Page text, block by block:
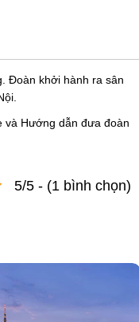
Đoàn khởi hành ra sân
và Hướng dẫn đưa đoàn
5/5 - (1 bình chọn)